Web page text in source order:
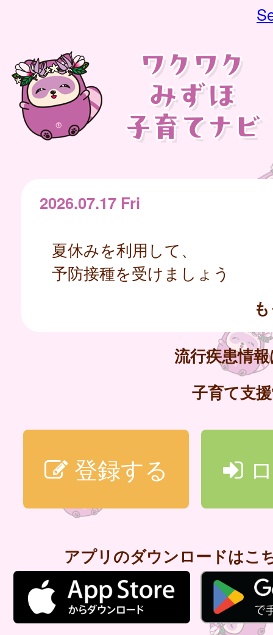
2026.07.17 Fri
夏休みを利用して、
予防接種を受けましょう
流行疾患情
子育て支
登録する
アプリのダウンロードはこ